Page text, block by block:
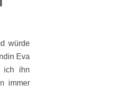
würde
Eva
ich ihn
immer